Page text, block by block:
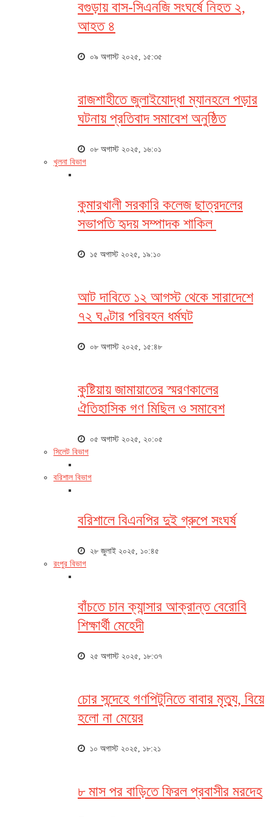
বগুড়ায় বাস-সিএনজি সংঘর্ষে নিহত ২,
আহত ৪
০৯ অগাস্ট ২০২৫, ১৫:৩৫
রাজশাহীতে জুলাইযোদ্ধা ম্যানহলে পড়ার
ঘটনায় প্রতিবাদ সমাবেশ অনুষ্ঠিত
০৮ অগাস্ট ২০২৫, ১৬:০১
খুলনা বিভাগ
কুমারখালী সরকারি কলেজ ছাত্রদলের
সভাপতি হৃদয় সম্পাদক শাকিল
১৫ অগাস্ট ২০২৫, ১৯:১০
আট দাবিতে ১২ আগস্ট থেকে সারাদেশে
৭২ ঘণ্টার পরিবহন ধর্মঘট
০৮ অগাস্ট ২০২৫, ১৫:৪৮
কুষ্টিয়ায় জামায়াতের স্মরণকালের
ঐতিহাসিক গণ মিছিল ও সমাবেশ
০৫ অগাস্ট ২০২৫, ২০:০৫
সিলেট বিভাগ
বরিশাল বিভাগ
বরিশালে বিএনপির দুই গ্রুপে সংঘর্ষ
২৮ জুলাই ২০২৫, ১০:৪৫
রংপুর বিভাগ
বাঁচতে চান ক্যান্সার আক্রান্ত বেরোবি
শিক্ষার্থী মেহেদী
২৫ অগাস্ট ২০২৫, ১৮:৩৭
চোর সন্দেহে গণপিটুনিতে বাবার মৃত্যু, বিয়ে
হলো না মেয়ের
১০ অগাস্ট ২০২৫, ১৮:২১
৮ মাস পর বাড়িতে ফিরল প্রবাসীর মরদেহ